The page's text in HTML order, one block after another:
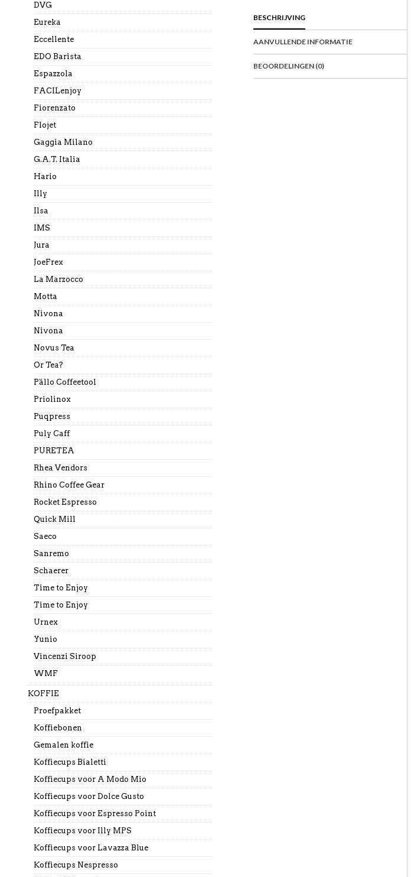
BESCHRIJVING
AANVULLENDE INFORMATIE
BEOORDELINGEN (0)
DVG
Eureka
Eccellente
EDO Barista
Espazzola
FACILenjoy
Fiorenzato
Flojet
Gaggia Milano
G.A.T. Italia
Hario
Illy
Ilsa
IMS
Jura
JoeFrex
La Marzocco
Motta
Nivona
Nivona
Novus Tea
Or Tea?
Pällo Coffeetool
Priolinox
Puqpress
Puly Caff
PURETEA
Rhea Vendors
Rhino Coffee Gear
Rocket Espresso
Quick Mill
Saeco
Sanremo
Schaerer
Time to Enjoy
Time to Enjoy
Urnex
Yunio
Vincenzi Siroop
WMF
KOFFIE
Proefpakket
Koffiebonen
Gemalen koffie
Koffiecups Bialetti
Koffiecups voor A Modo Mio
Koffiecups voor Dolce Gusto
Koffiecups voor Espresso Point
Koffiecups voor Illy MPS
Koffiecups voor Lavazza Blue
Koffiecups Nespresso